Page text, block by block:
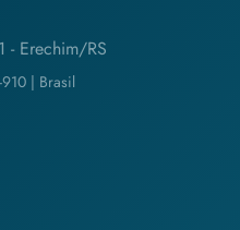
- Erechim/RS
| Brasil